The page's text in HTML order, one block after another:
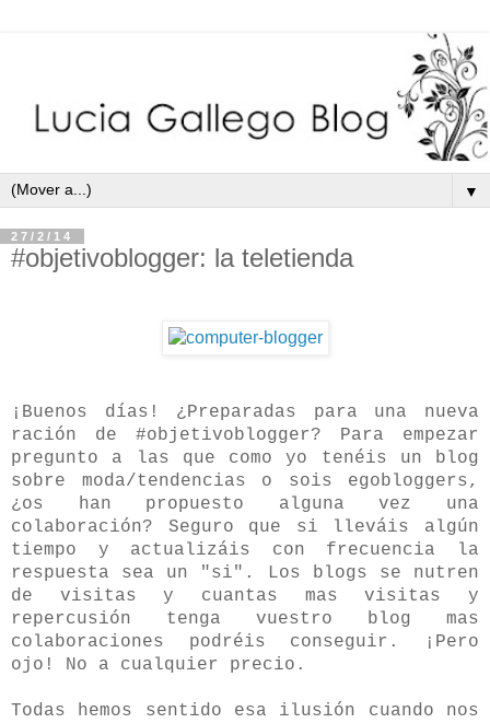
▼
27/2/14
#objetivoblogger: la teletienda
¡Buenos días! ¿Preparadas para una nueva
ración de #objetivoblogger? Para empezar
pregunto a las que como yo tenéis un blog
sobre moda/tendencias o sois egobloggers,
¿os han propuesto alguna vez una
colaboración? Seguro que si lleváis algún
tiempo y actualizáis con frecuencia la
respuesta sea un "si". Los blogs se nutren
de visitas y cuantas mas visitas y
repercusión tenga vuestro blog mas
colaboraciones podréis conseguir. ¡Pero
ojo! No a cualquier precio.
Todas hemos sentido esa ilusión cuando nos